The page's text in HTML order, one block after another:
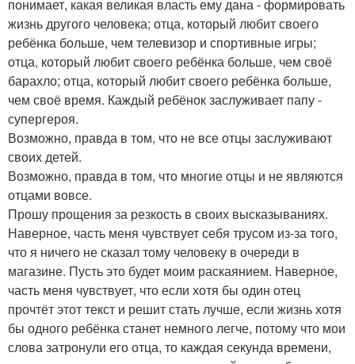
понимает, какая великая власть ему дана - формировать
жизнь другого человека; отца, который любит своего
ребёнка больше, чем телевизор и спортивные игры;
отца, который любит своего ребёнка больше, чем своё
барахло; отца, который любит своего ребёнка больше,
чем своё время. Каждый ребёнок заслуживает папу -
супергероя.
Возможно, правда в том, что не все отцы заслуживают
своих детей.
Возможно, правда в том, что многие отцы и не являются
отцами вовсе.
Прошу прощения за резкость в своих высказываниях.
Наверное, часть меня чувствует себя трусом из-за того,
что я ничего не сказал тому человеку в очереди в
магазине. Пусть это будет моим раскаянием. Наверное,
часть меня чувствует, что если хотя бы один отец
прочтёт этот текст и решит стать лучше, если жизнь хотя
бы одного ребёнка станет немного легче, потому что мои
слова затронули его отца, то каждая секунда времени,